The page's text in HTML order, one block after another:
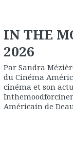
IN THE
2026
Par Sandra
du Cinéma
cinéma et son
Américain de